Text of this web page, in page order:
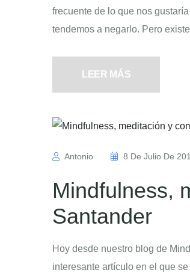
frecuente de lo que nos
tendemos a negarlo. Pero
LEER MÁS
Antonio 8 De Julio De
Mindfulness,
Santander
Hoy desde nuestro blog de
interesante artículo en el que